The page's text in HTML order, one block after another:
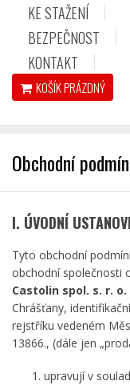
KE STAŽENÍ
BEZPEČNOST
KONTAKT
KOŠÍKPRÁZDNÝ
Obchodní
I. ÚVODNÍ
Tyto obchodní
obchodní společnosti
Castolin spol. s. r. o.
Chrášťany,
rejstříku vedeném
13866., (dále jen
upravují v